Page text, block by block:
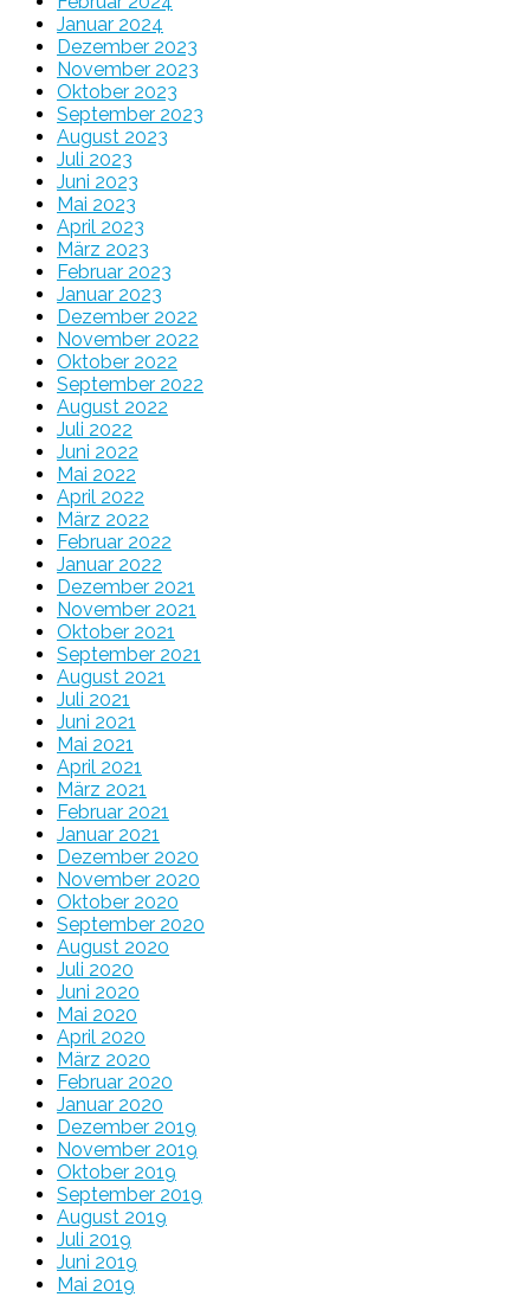
Januar 2024
Dezember 2023
November 2023
Oktober 2023
September 2023
August 2023
Juli 2023
Juni 2023
Mai 2023
April 2023
März 2023
Februar 2023
Januar 2023
Dezember 2022
November 2022
Oktober 2022
September 2022
August 2022
Juli 2022
Juni 2022
Mai 2022
April 2022
März 2022
Februar 2022
Januar 2022
Dezember 2021
November 2021
Oktober 2021
September 2021
August 2021
Juli 2021
Juni 2021
Mai 2021
April 2021
März 2021
Februar 2021
Januar 2021
Dezember 2020
November 2020
Oktober 2020
September 2020
August 2020
Juli 2020
Juni 2020
Mai 2020
April 2020
März 2020
Februar 2020
Januar 2020
Dezember 2019
November 2019
Oktober 2019
September 2019
August 2019
Juli 2019
Juni 2019
Mai 2019